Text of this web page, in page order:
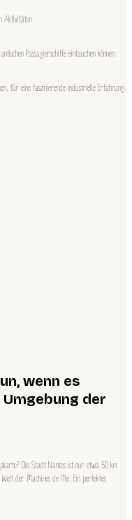
Aktivitäten.
Passagierschiffe eintauchen können.
für eine faszinierende industrielle Erfahrung.
wenn es
der
Die Stadt Nantes ist nur etwa 50 km
der Machines de l’île. Ein perfektes